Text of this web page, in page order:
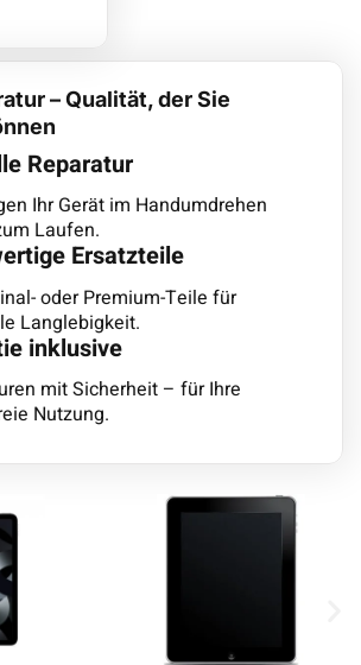
– Qualität, der Sie
Reparatur
Ihr Gerät im Handumdrehen
Laufen.
Ersatzteile
oder Premium-Teile für
Langlebigkeit.
inklusive
mit Sicherheit – für Ihre
Nutzung.